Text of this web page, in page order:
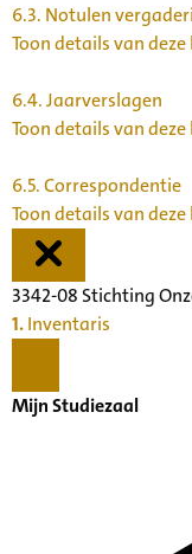
6.3. Notulen
Toon details van
6.4.Jaarverslagen
Toon details van
6.5.Correspondentie
Toon details van
3342-08 Stichting
1.Inventaris
Mijn Studiezaal